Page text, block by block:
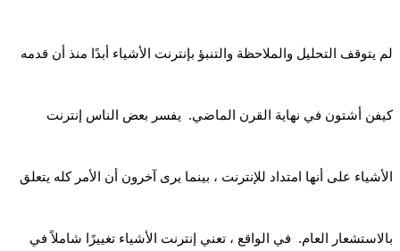
لم يتوقف التحليل والملاحظة والتنبؤ بإنترنت الأشياء أبدًا منذ أن قدمه
كيفن أشتون في نهاية القرن الماضي. يفسر بعض الناس إنترنت
الأشياء على أنها امتداد للإنترنت ، بينما يرى آخرون أن الأمر كله يتعلق
بالاستشعار العام. في الواقع ، تعني إنترنت الأشياء تغييرًا شاملاً في